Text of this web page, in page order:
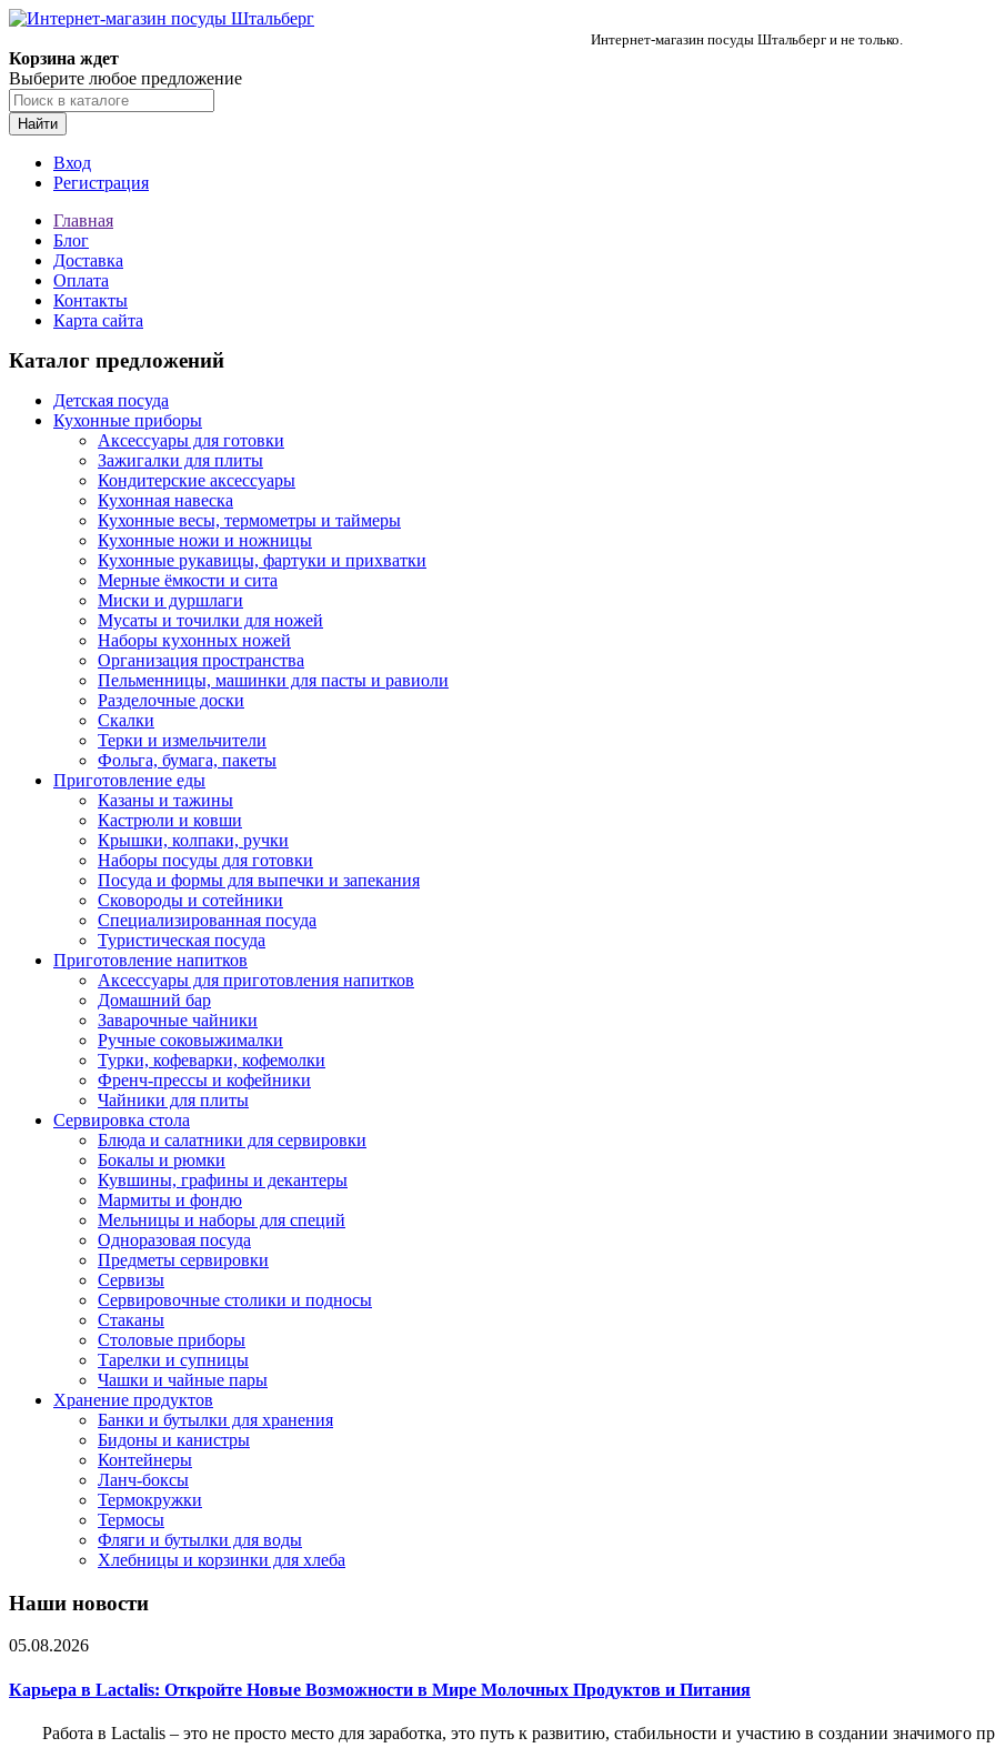
Интернет-магазин посуды Штальберг и не только.
Корзина ждет
Выберите любое предложение
Найти
Вход
Регистрация
Главная
Блог
Доставка
Оплата
Контакты
Карта сайта
Каталог предложений
Детская посуда
Кухонные приборы
Аксессуары для готовки
Зажигалки для плиты
Кондитерские аксессуары
Кухонная навеска
Кухонные весы, термометры и таймеры
Кухонные ножи и ножницы
Кухонные рукавицы, фартуки и прихватки
Мерные ёмкости и сита
Миски и дуршлаги
Мусаты и точилки для ножей
Наборы кухонных ножей
Организация пространства
Пельменницы, машинки для пасты и равиоли
Разделочные доски
Скалки
Терки и измельчители
Фольга, бумага, пакеты
Приготовление еды
Казаны и тажины
Кастрюли и ковши
Крышки, колпаки, ручки
Наборы посуды для готовки
Посуда и формы для выпечки и запекания
Сковороды и сотейники
Специализированная посуда
Туристическая посуда
Приготовление напитков
Аксессуары для приготовления напитков
Домашний бар
Заварочные чайники
Ручные соковыжималки
Турки, кофеварки, кофемолки
Френч-прессы и кофейники
Чайники для плиты
Сервировка стола
Блюда и салатники для сервировки
Бокалы и рюмки
Кувшины, графины и декантеры
Мармиты и фондю
Мельницы и наборы для специй
Одноразовая посуда
Предметы сервировки
Сервизы
Сервировочные столики и подносы
Стаканы
Столовые приборы
Тарелки и супницы
Чашки и чайные пары
Хранение продуктов
Банки и бутылки для хранения
Бидоны и канистры
Контейнеры
Ланч-боксы
Термокружки
Термосы
Фляги и бутылки для воды
Хлебницы и корзинки для хлеба
Наши новости
05.08.2026
Карьера в Lactalis: Откройте Новые Возможности в Мире Молочных Продуктов и Питания
Работа в Lactalis – это не просто место для заработка, это путь к развитию, стабильности и участию в создании значимого